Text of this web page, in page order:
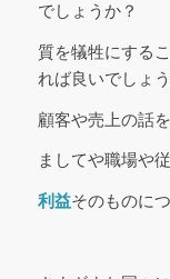
でしょうか？
質を犠牲にする
れば良いでしょ
顧客や売上の話
ましてや職場や
利益そのものに